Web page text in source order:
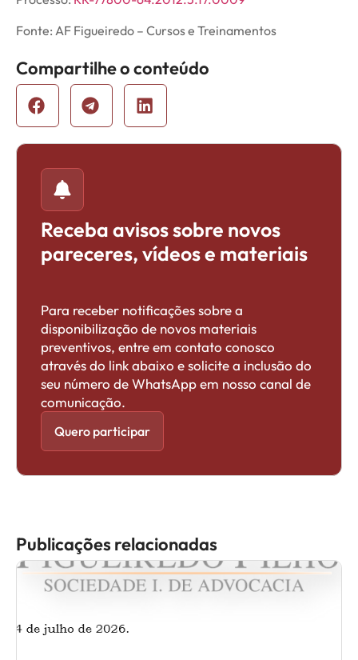
Fonte: AF Figueiredo – Cursos e Treinamentos
Compartilhe o conteúdo
Receba avisos sobre novos
pareceres, vídeos e materiais
Para receber notificações sobre a
disponibilização de novos materiais
preventivos, entre em contato conosco
através do link abaixo e solicite a inclusão do
seu número de WhatsApp em nosso canal de
comunicação.
Quero participar
Publicações relacionadas